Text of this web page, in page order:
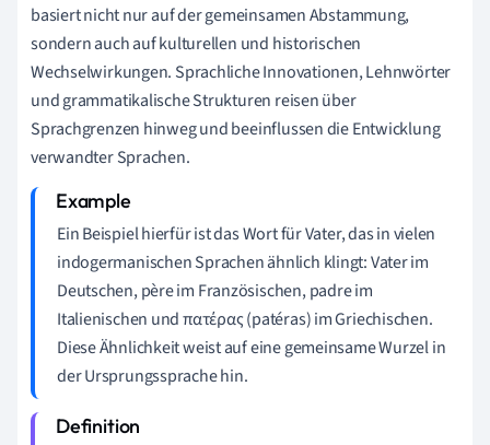
basiert nicht nur auf der gemeinsamen Abstammung,
sondern auch auf kulturellen und historischen
Wechselwirkungen. Sprachliche Innovationen, Lehnwörter
und grammatikalische Strukturen reisen über
Sprachgrenzen hinweg und beeinflussen die Entwicklung
verwandter Sprachen.
Ein Beispiel hierfür ist das Wort für Vater, das in vielen
indogermanischen Sprachen ähnlich klingt: Vater im
Deutschen, père im Französischen, padre im
Italienischen und πατέρας (patéras) im Griechischen.
Diese Ähnlichkeit weist auf eine gemeinsame Wurzel in
der Ursprungssprache hin.